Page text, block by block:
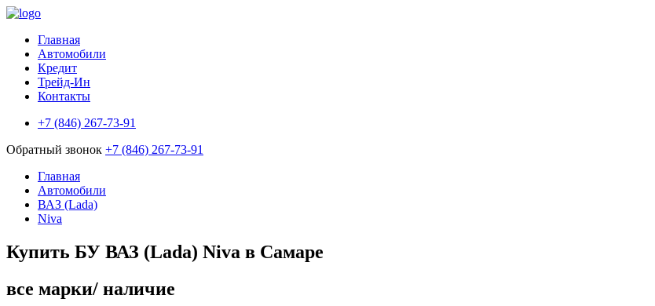
Главная
Автомобили
Кредит
Трейд-Ин
Контакты
+7 (846) 267-73-91
Обратный звонок +7 (846) 267-73-91
Главная
Автомобили
ВАЗ (Lada)
Niva
Купить БУ ВАЗ (Lada) Niva в Самаре
все марки/ наличие